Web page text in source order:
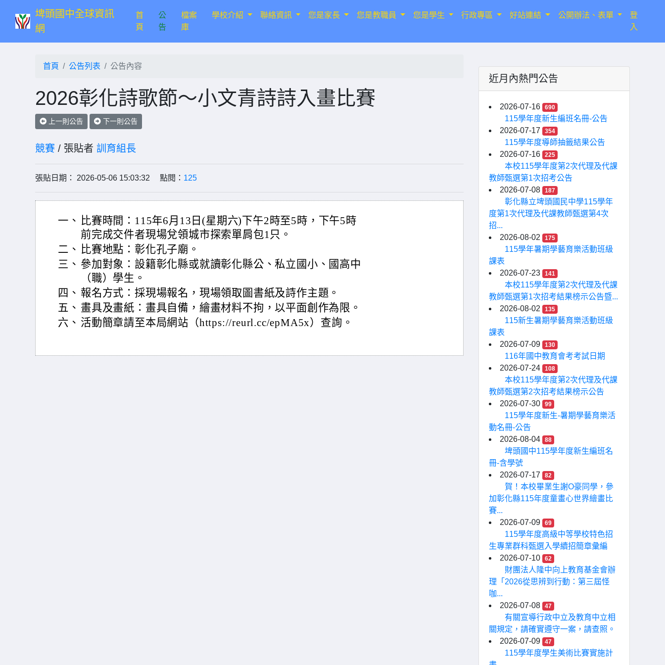
埤頭國中全球資訊
網
首
頁(current)
公
告
檔案
庫
學校介紹 聯絡資訊 您是家長 您是教職員 您是學生 行政專區 好站連結 公開辦法、表單
登
入
首頁 公告列表 公告內容
2026彰化詩歌節～小文青詩詩入畫比賽
上一則公告 下一則公告
競賽 / 張貼者 訓育組長
張貼日期： 2026-05-06 15:03:32 點閱： 125
一、 比賽時間：115年6月13日(星期六)下午2時至5時，下午5時
前完成交件者現場兌領城市探索單肩包1只。
二、 比賽地點：彰化孔子廟。
三、 參加對象：設籍彰化縣或就讀彰化縣公、私立國小、國高中
（職）學生。
四、 報名方式：採現場報名，現場領取圖書紙及詩作主題。
五、 畫具及畫紙：畫具自備，繪畫材料不拘，以平面創作為限。
六、 活動簡章請至本局網站（https://reurl.cc/epMA5x）查詢。
近月內熱門公告
2026-07-16 690
115學年度新生編班名冊-公告
2026-07-17
354
115學年度導師抽籤結果公告
2026-07-16
225
本校115學年度第2次代理及代課
教師甄選第1次招考公告
2026-07-08
187
彰化縣立埤頭國民中學115學年
度第1次代理及代課教師甄選第4次
招...
2026-08-02
175
115學年暑期學藝育樂活動班級
課表
2026-07-23
141
本校115學年度第2次代理及代課
教師甄選第1次招考結果榜示公告暨...
2026-08-02
135
115新生暑期學藝育樂活動班級
課表
2026-07-09
130
116年國中教育會考考試日期
2026-07-24
108
本校115學年度第2次代理及代課
教師甄選第2次招考結果榜示公告
2026-07-30
99
115學年度新生-暑期學藝育樂活
動名冊-公告
2026-08-04
88
埤頭國中115學年度新生編班名
冊-含學號
2026-07-17
82
賀！本校畢業生謝O豪同學，參
加彰化縣115年度童畫心世界繪畫比
賽...
2026-07-09
69
115學年度高級中等學校特色招
生專業群科甄選入學續招簡章彙編
2026-07-10
62
財團法人隆中向上教育基金會辦
理「2026從思辨到行動：第三屆怪
咖...
2026-07-08
47
有關宣導行政中立及教育中立相
關規定，請確實遵守一案，請查照。
2026-07-09
47
115學年度學生美術比賽實施計